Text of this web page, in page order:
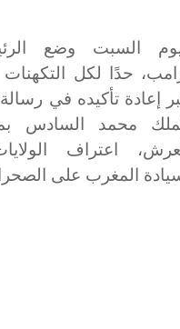
السبت وضع
حدًا لكل التكهنات
إعادة تأكيده في
محمد السادس
اعتراف
المغرب على